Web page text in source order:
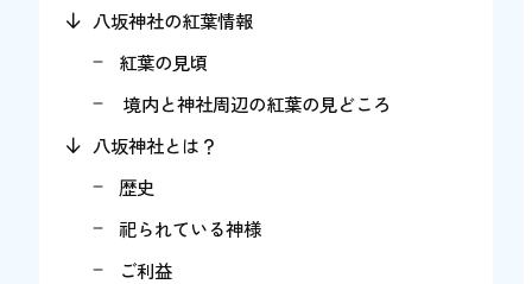
八坂神社の紅葉情報
紅葉の見頃
境内と神社周辺の紅葉の見どころ
八坂神社とは？
歴史
祀られている神様
ご利益